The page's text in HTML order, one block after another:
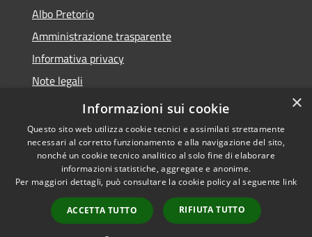
Albo Pretorio
Amministrazione trasparente
Informativa privacy
Note legali
Dichiarazione di accessibilità
Accessibilità
Copyright © 2026 • Comune di
Firenzuola • Powered by
Municipium•
Accesso
redazione
×
Informazioni sui cookie
Questo sito web utilizza cookie tecnici e assimilati strettamente
necessari al corretto funzionamento e alla navigazione del sito,
nonché un cookie tecnico analitico al solo fine di elaborare
informazioni statistiche, aggregate e anonime.
Per maggiori dettagli, può consultare la cookie policy al seguente link
ACCETTA TUTTO RIFIUTA TUTTO